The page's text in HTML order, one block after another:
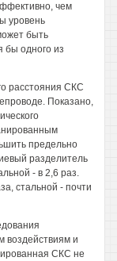
чем
уровень
быть
бы одного из
расстояния СКС
Показано,
предельно
разделитель
- в 2,6 раз.
стальной - почти
воздействиям и
СКС не